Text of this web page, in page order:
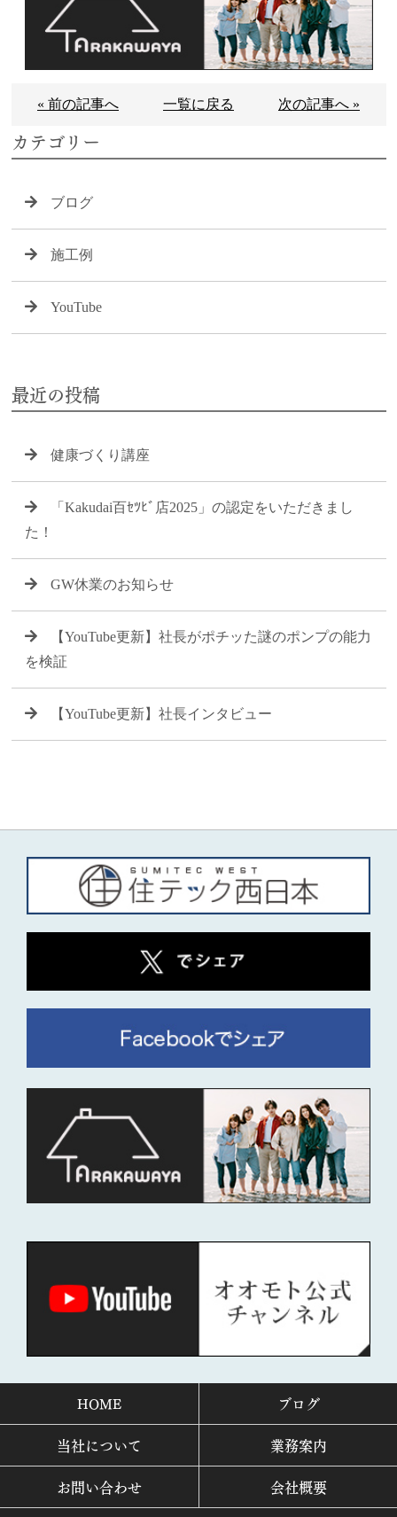
« 前の記事へ 一覧に戻る 次の記事へ »
カテゴリー
ブログ
施工例
YouTube
最近の投稿
健康づくり講座
「Kakudai百ｾﾂﾋﾞ店2025」の認定をいただきまし
た！
GW休業のお知らせ
【YouTube更新】社長がポチッた謎のポンプの能力
を検証
【YouTube更新】社長インタビュー
HOME
ブログ
当社について
業務案内
お問い合わせ
会社概要